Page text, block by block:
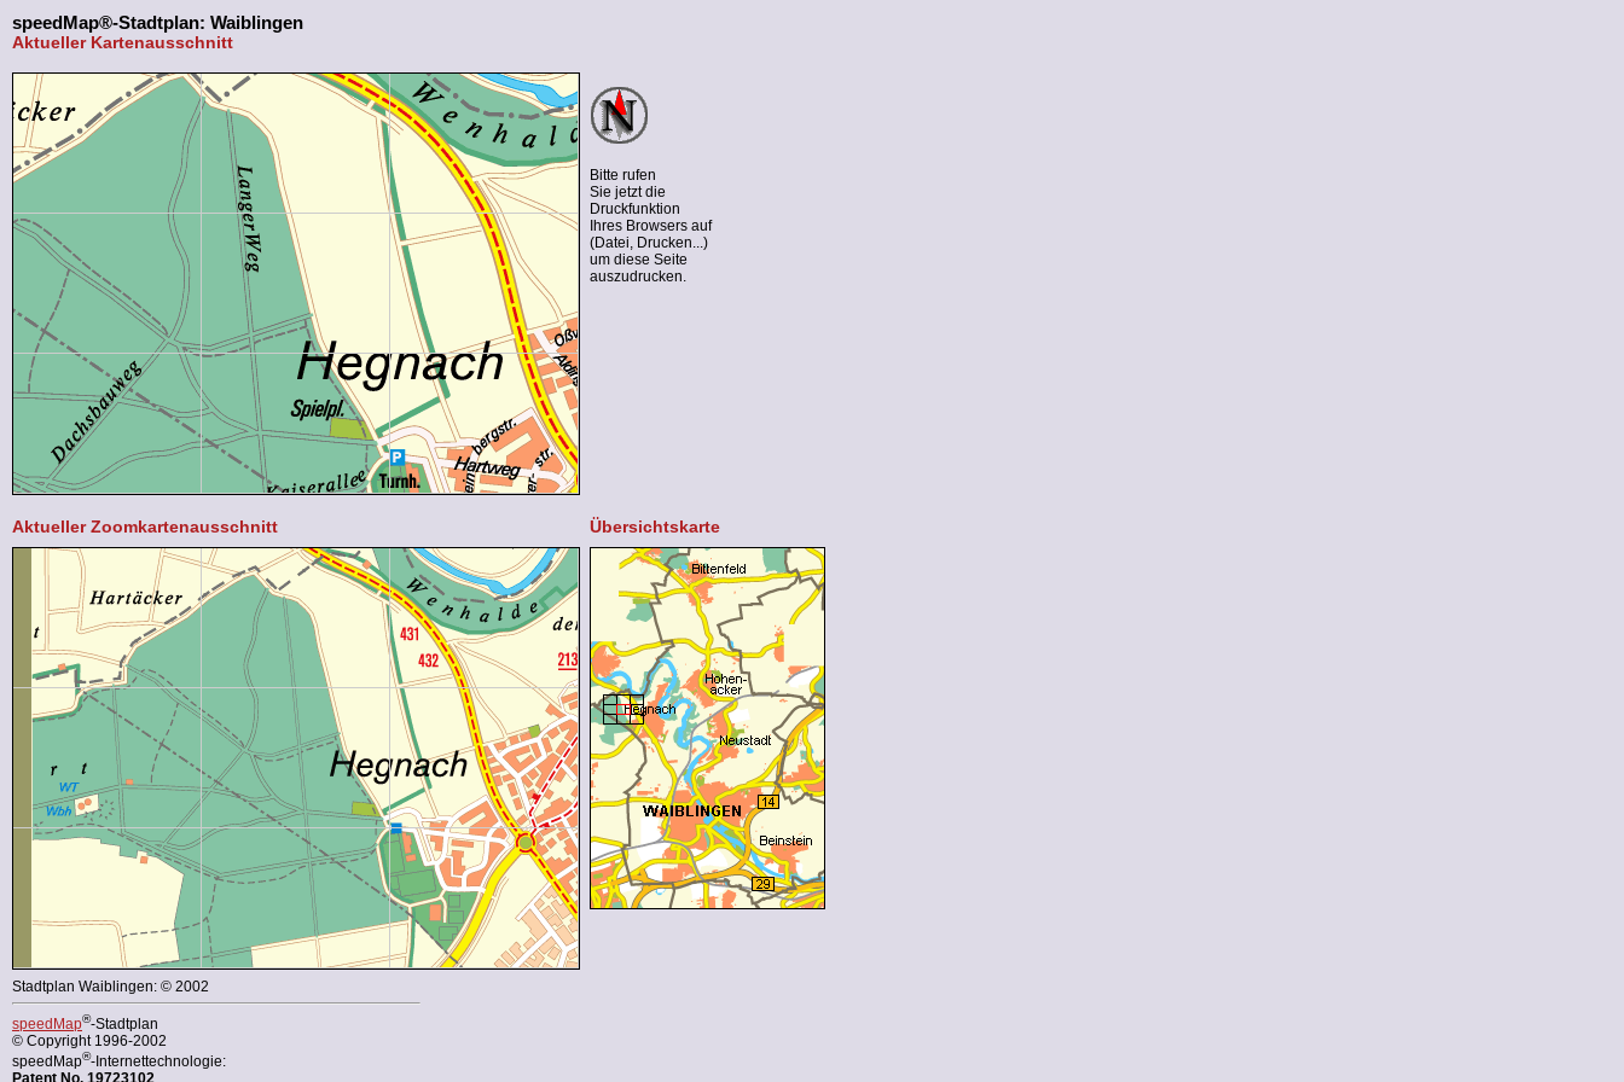
Bitte rufen
Sie jetzt die
Druckfunktion
Ihres Browsers auf
(Datei, Drucken...)
um diese Seite
auszudrucken.
speedMap®-Stadtplan: Waiblingen
Aktueller Kartenausschnitt
Aktueller Zoomkartenausschnitt Übersichtskarte
Stadtplan Waiblingen: © 2002
speedMap®-Stadtplan
© Copyright 1996-2002
speedMap®-Internettechnologie:
Patent No. 19723102